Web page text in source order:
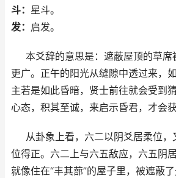
斗： 星斗。
发： 启发。
本爻辞的意思是：遮蔽屋顶的草席
更广。正午的阳光从缝隙中透过来，
主若是如此昏暗，贤士前往就会受到
心态，积其至诚，来启示昏君，才会获
从卦象上看，六二以阴爻居柔位，
位得正。六二上与六五敌应，六五阴
就像住在“丰其蔀”的屋子里，被遮蔽